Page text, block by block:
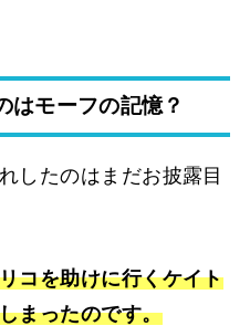
はモーフの記憶？
したのはまだお披露目
コを助けに行くケイト
まったのです。